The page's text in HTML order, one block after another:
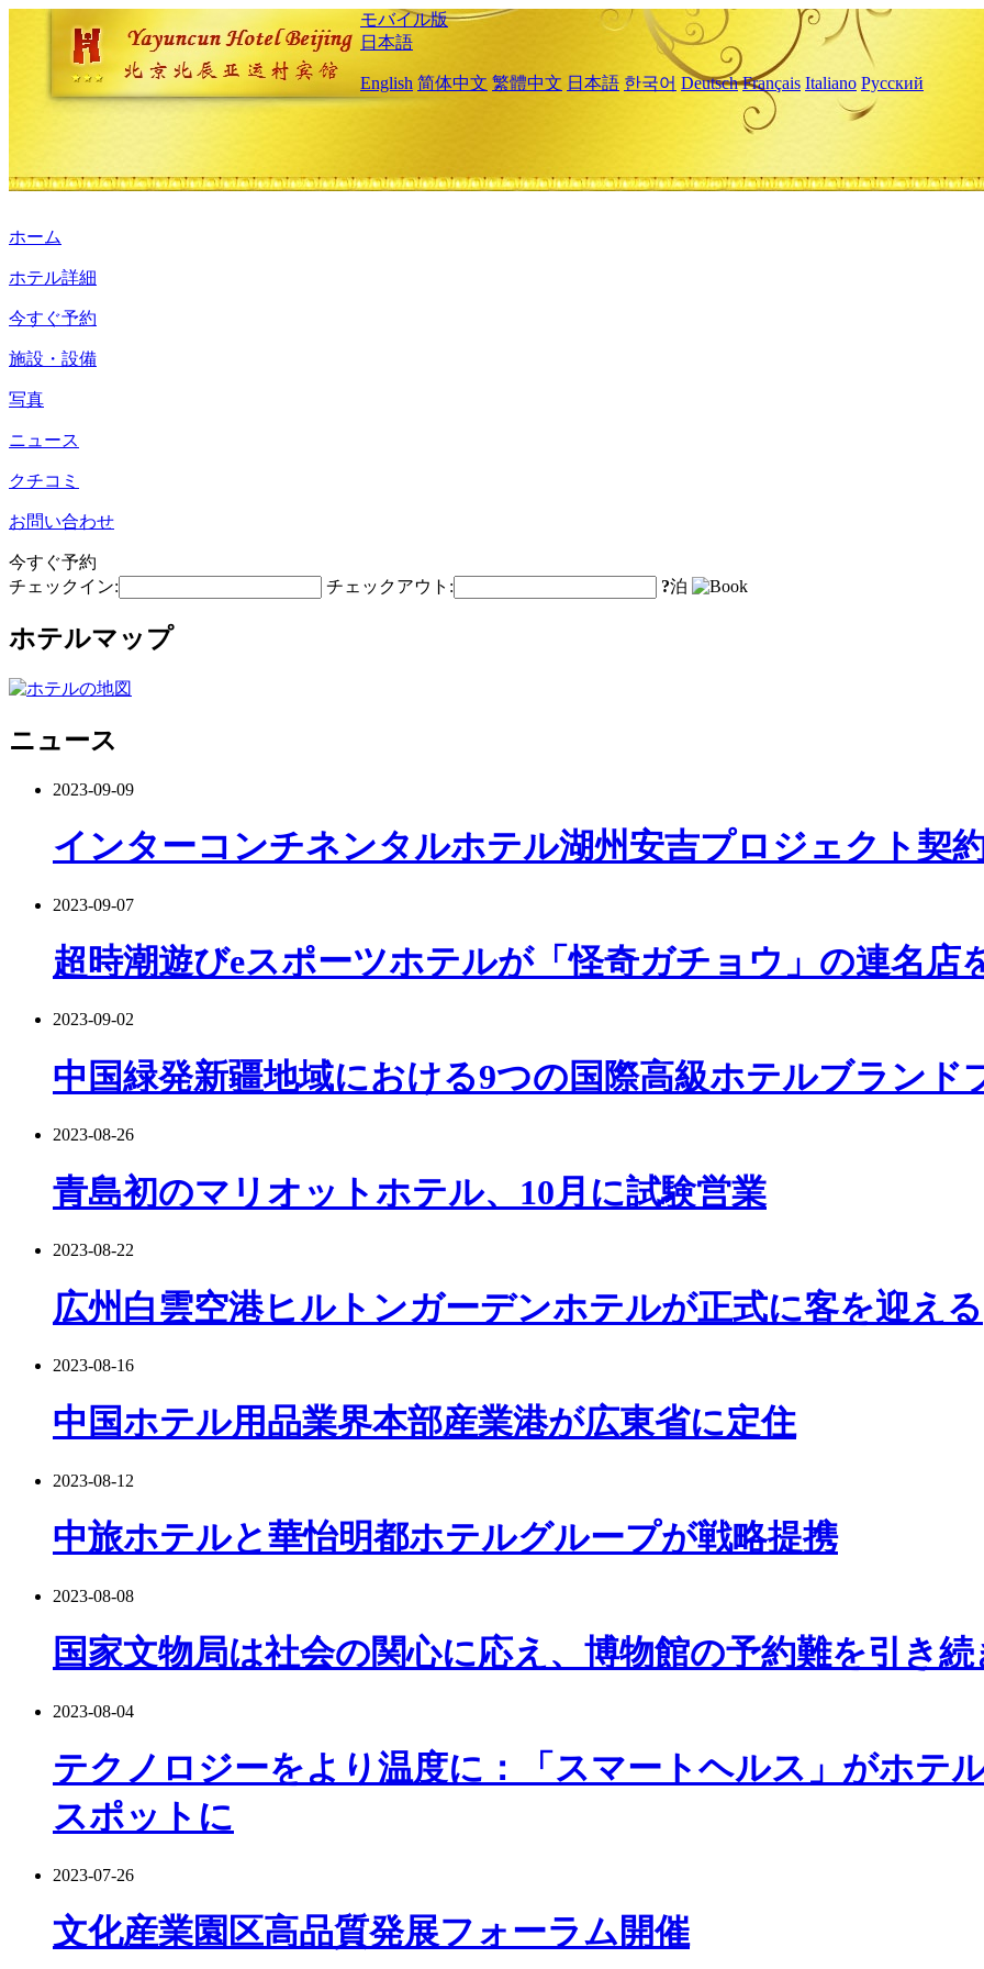
モバイル版
日本語
English 简体中文 繁體中文 日本語 한국어 Deutsch Français Italiano Русский
ホーム
ホテル詳細
今すぐ予約
施設・設備
写真
ニュース
クチコミ
お問い合わせ
今すぐ予約
チェックイン:
チェックアウト: ?泊
ホテルマップ
ニュース
2023-09-09
インターコンチネンタルホテル湖州安吉プロジェクト契
2023-09-07
超時潮遊びeスポーツホテルが「怪奇ガチョウ」の連名店
2023-09-02
中国緑発新疆地域における9つの国際高級ホテルブランド
2023-08-26
青島初のマリオットホテル、10月に試験営業
2023-08-22
広州白雲空港ヒルトンガーデンホテルが正式に客を迎える
2023-08-16
中国ホテル用品業界本部産業港が広東省に定住
2023-08-12
中旅ホテルと華怡明都ホテルグループが戦略提携
2023-08-08
国家文物局は社会の関心に応え、博物館の予約難を引き
2023-08-04
テクノロジーをより温度に：「スマートヘルス」がホテ
スポットに
2023-07-26
文化産業園区高品質発展フォーラム開催